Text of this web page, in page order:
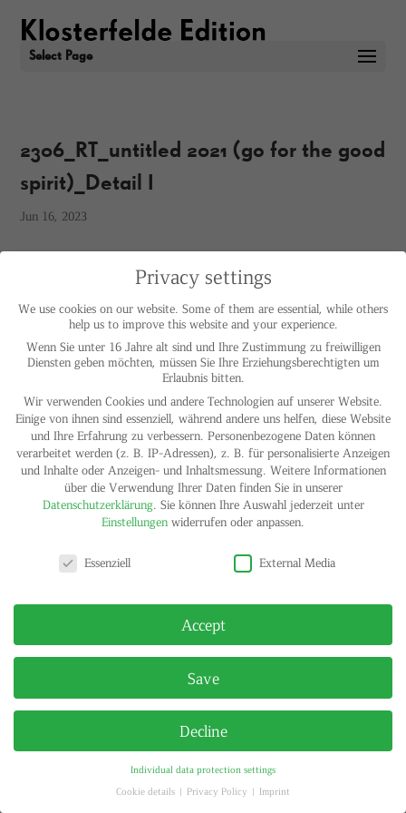
Select Page
2306_RT_untitled 2021 (go for the good
spirit)_Detail I
Jun 16, 2023
IMPRINT
PRIVACY POLICY
© HELGA MARIA KLOSTERFELDE | ALL RIGHTS RESERVED
Privacy settings
We use cookies on our website. Some of them are essential, while others
help us to improve this website and your experience.
Wenn Sie unter 16 Jahre alt sind und Ihre Zustimmung zu freiwilligen
Diensten geben möchten, müssen Sie Ihre Erziehungsberechtigten um
Erlaubnis bitten.
Wir verwenden Cookies und andere Technologien auf unserer Website.
Einige von ihnen sind essenziell, während andere uns helfen, diese Website
und Ihre Erfahrung zu verbessern. Personenbezogene Daten können
verarbeitet werden (z. B. IP-Adressen), z. B. für personalisierte Anzeigen
und Inhalte oder Anzeigen- und Inhaltsmessung. Weitere Informationen
über die Verwendung Ihrer Daten finden Sie in unserer
Datenschutzerklärung. Sie können Ihre Auswahl jederzeit unter
Einstellungen widerrufen oder anpassen.
Essenziell
External Media
Accept
Save
Decline
Individual data protection settings
Cookie details
Privacy Policy Imprint